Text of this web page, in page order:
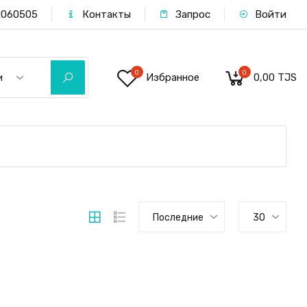
Контакты Запрос Войти
0 Избранное 0 0,00 TJS
Последние 30